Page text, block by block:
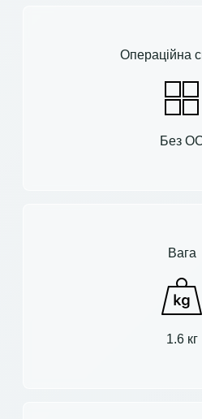
Операційна
Без
Вага
1.6 кг